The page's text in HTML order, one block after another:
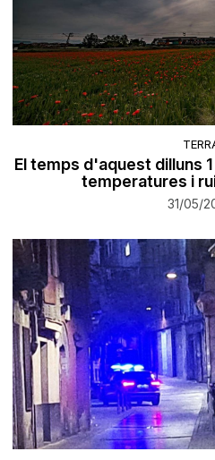
El temps d'aquest dilluns
temperatures i
31/05/